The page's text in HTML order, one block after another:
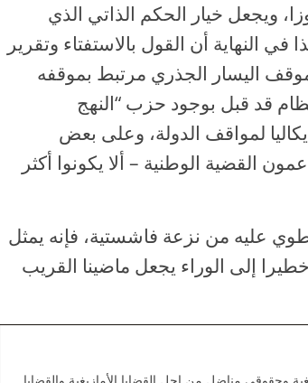
ويجعل خيار الحكم الذاتي الذي
في النهاية أن القول بالاستفتاء وتقرير
اليسار الجذري مرتبط بموقفه
قد قبل بوجود حزب “النهج
لمواقف الدولة، وعلى بعض
القضية الوطنية – ألا يكونوا أكثر
عليه من نزعة فاشستية، فإنه يمثل
إلى الوراء يجعل ماضينا القريب